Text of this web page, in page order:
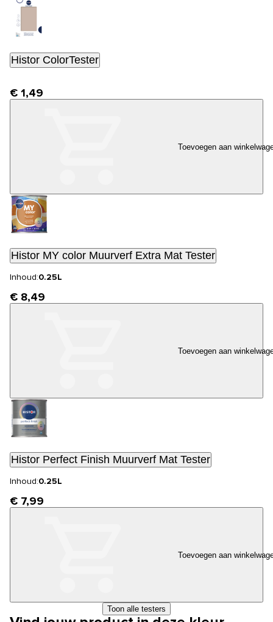
Histor ColorTester
€ 1,49
Toevoegen aan
Histor MY color Muurverf Extra Mat Tester
Inhoud:0.25L
€ 8,49
Toevoegen aan
Histor Perfect Finish Muurverf Mat Tester
Inhoud:0.25L
€ 7,99
Toevoegen aan
Toon alle testers